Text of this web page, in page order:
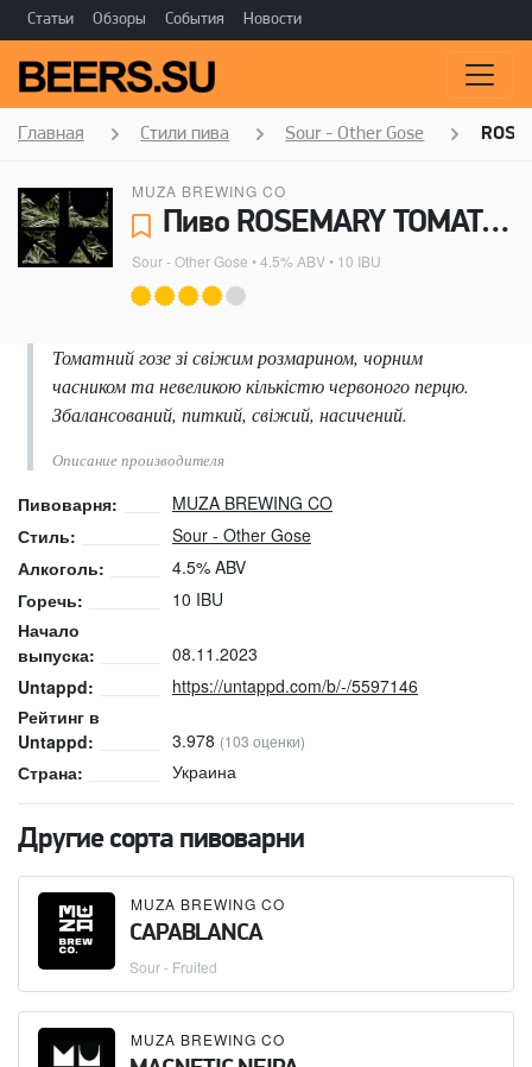
Статьи Обзоры События Новости
Главная Стили пива Sour - Other Gose
MUZA BREWING CO
Пиво ROSEMARY TOMATO GOSE - MUZA BREWING CO
Sour - Other Gose • 4.5% ABV • 10 IBU
Томатний гозе зі свіжим розмарином, чорним
часником та невеликою кількістю червоного перцю.
Збалансований, питкий, свіжий, насичений.
Описание производителя
Пивоварня:
MUZA BREWING CO
Стиль:
Sour - Other Gose
Алкоголь:
4.5% ABV
Горечь:
10 IBU
Начало
выпуска:
08.11.2023
Untappd:
https://untappd.com/b/-/5597146
Рейтинг в
Untappd:
3.978 (103 оценки)
Страна: Украина
Другие сорта пивоварни
MUZA BREWING CO
CAPABLANCA
Sour - Fruited
MUZA BREWING CO